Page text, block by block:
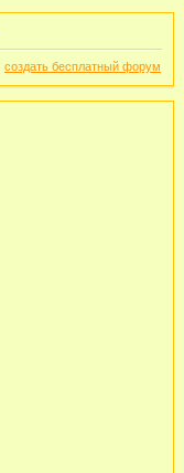
создать бесплатный форум